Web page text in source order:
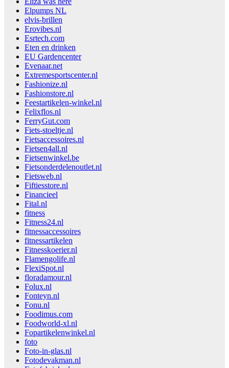
Elpumps NL
elvis-brillen
Erovibes.nl
Esrtech.com
Eten en drinken
EU Gardencenter
Evenaar.net
Extremesportscenter.nl
Fashionize.nl
Fashionstore.nl
Feestartikelen-winkel.nl
Felixflos.nl
FerryGut.com
Fiets-stoeltje.nl
Fietsaccessoires.nl
Fietsen4all.nl
Fietsenwinkel.be
Fietsonderdelenoutlet.nl
Fietsweb.nl
Fiftiesstore.nl
Financieel
Fital.nl
fitness
Fitness24.nl
fitnessaccessoires
fitnessartikelen
Fitnesskoerier.nl
Flamengolife.nl
FlexiSpot.nl
floradamour.nl
Folux.nl
Fonteyn.nl
Fonu.nl
Foodimus.com
Foodworld-xl.nl
Fopartikelenwinkel.nl
foto
Foto-in-glas.nl
Fotodevakman.nl